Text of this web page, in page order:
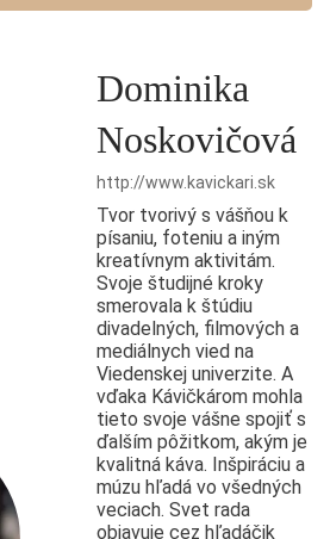
Dominika
Noskovičová
http://www.kavickari.sk
Tvor tvorivý s vášňou k
písaniu, foteniu a iným
kreatívnym aktivitám.
Svoje študijné kroky
smerovala k štúdiu
divadelných, filmových a
mediálnych vied na
Viedenskej univerzite. A
vďaka Kávičkárom mohla
tieto svoje vášne spojiť s
ďalším pôžitkom, akým je
kvalitná káva. Inšpiráciu a
múzu hľadá vo všedných
veciach. Svet rada
objavuje cez hľadáčik